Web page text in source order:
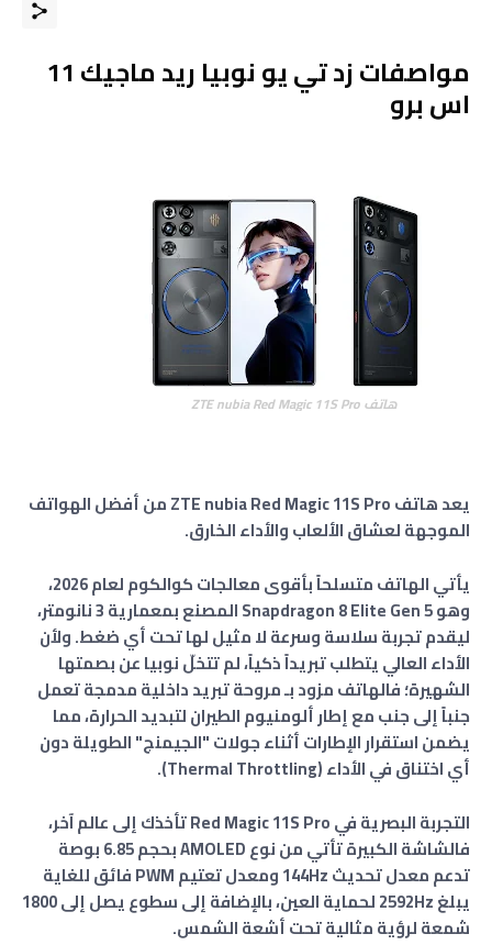
مواصفات زد تي يو نوبيا ريد ماجيك 11
اس برو
هاتف ZTE nubia Red Magic 11S Pro
يعد هاتف ZTE nubia Red Magic 11S Pro من أفضل الهواتف
الموجهة لعشاق الألعاب والأداء الخارق.
يأتي الهاتف متسلحاً بأقوى معالجات كوالكوم لعام 2026،
وهو Snapdragon 8 Elite Gen 5 المصنع بمعمارية 3 نانومتر،
ليقدم تجربة سلاسة وسرعة لا مثيل لها تحت أي ضغط. ولأن
الأداء العالي يتطلب تبريداً ذكياً، لم تتخلّ نوبيا عن بصمتها
الشهيرة؛ فالهاتف مزود بـ مروحة تبريد داخلية مدمجة تعمل
جنباً إلى جنب مع إطار ألومنيوم الطيران لتبديد الحرارة، مما
يضمن استقرار الإطارات أثناء جولات "الجيمنج" الطويلة دون
أي اختناق في الأداء (Thermal Throttling).
​التجربة البصرية في Red Magic 11S Pro تأخذك إلى عالم آخر،
فالشاشة الكبيرة تأتي من نوع AMOLED بحجم 6.85 بوصة
تدعم معدل تحديث 144Hz ومعدل تعتيم PWM فائق للغاية
يبلغ 2592Hz لحماية العين، بالإضافة إلى سطوع يصل إلى 1800
شمعة لرؤية مثالية تحت أشعة الشمس.